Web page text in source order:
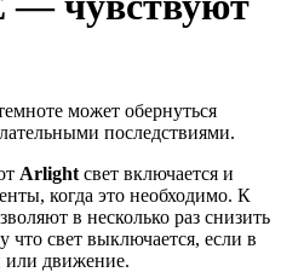
может обернуться
последствиями.
Arlight свет включается и
когда это необходимо. К
в несколько раз снизить
что свет выключается, если в
или движение.